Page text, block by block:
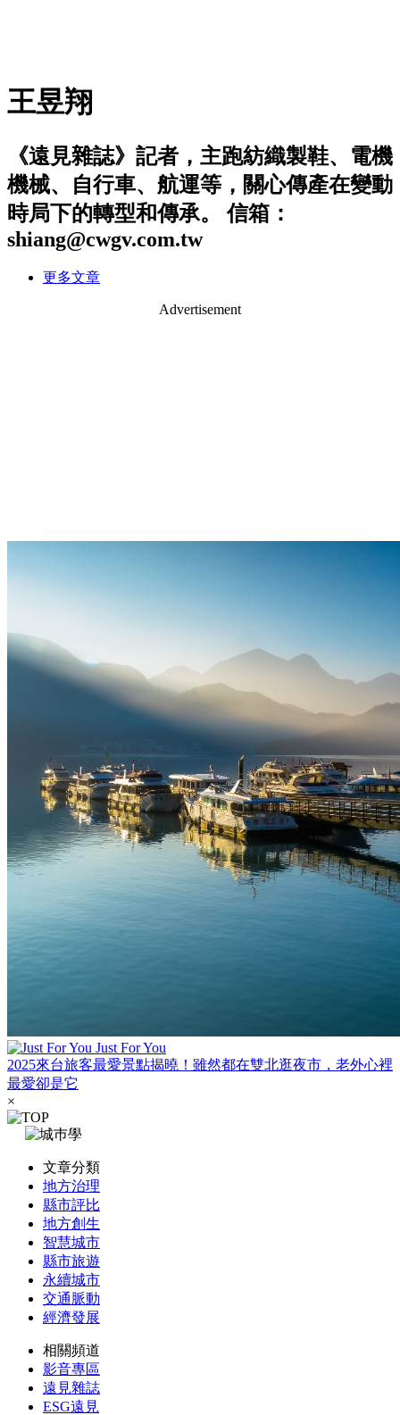
王昱翔
《遠見雜誌》記者，主跑紡織製鞋、電機
機械、自行車、航運等，關心傳產在變動
時局下的轉型和傳承。 信箱：
shiang@cwgv.com.tw
更多文章
Advertisement
Just For You
2025來台旅客最愛景點揭曉！雖然都在雙北逛夜市，老外心裡
最愛卻是它
×
文章分類
地方治理
縣市評比
地方創生
智慧城市
縣市旅遊
永續城市
交通脈動
經濟發展
相關頻道
影音專區
遠見雜誌
ESG遠見